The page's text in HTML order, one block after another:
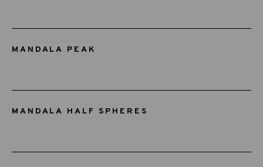
MANDALA PEAK
MANDALA HALF SPHERES